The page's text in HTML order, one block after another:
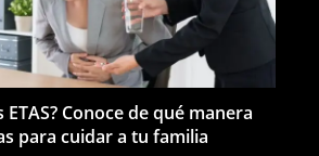
ETAS? Conoce de qué manera
para cuidar a tu familia